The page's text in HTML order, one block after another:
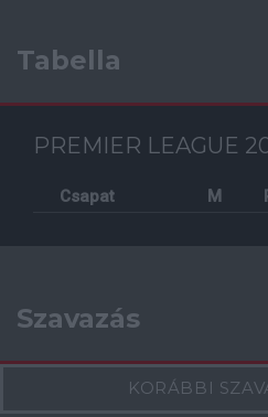
Tabella
PREMIER LEAGUE
Csapat M
Szavazás
KORÁBBI